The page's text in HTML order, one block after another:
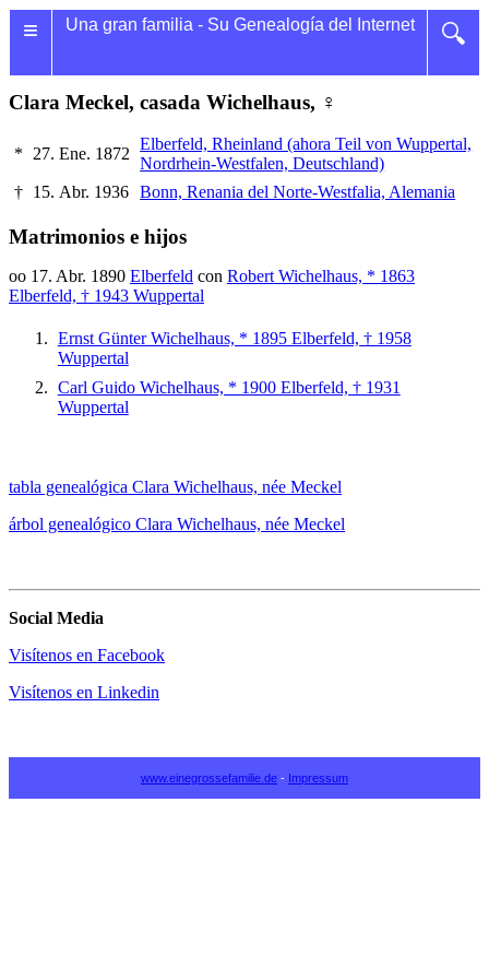
≡ 🔍
Una gran familia - Su Genealogía del Internet
Clara Meckel, casada Wichelhaus, ♀
* 27. Ene. 1872
Elberfeld, Rheinland (ahora Teil von Wuppertal,
Nordrhein-Westfalen, Deutschland)
† 15. Abr. 1936 Bonn, Renania del Norte-Westfalia, Alemania
Matrimonios e hijos
oo 17. Abr. 1890 Elberfeld con Robert Wichelhaus, * 1863
Elberfeld, † 1943 Wuppertal
Ernst Günter Wichelhaus, * 1895 Elberfeld, † 1958
Wuppertal
Carl Guido Wichelhaus, * 1900 Elberfeld, † 1931
Wuppertal
tabla genealógica Clara Wichelhaus, née Meckel
árbol genealógico Clara Wichelhaus, née Meckel
Social Media
Visítenos en Facebook
Visítenos en Linkedin
www.einegrossefamilie.de - Impressum